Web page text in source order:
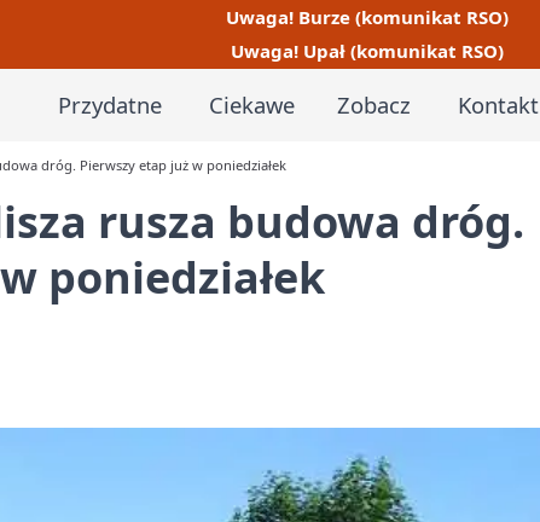
Uwaga! Burze (komunikat RSO)
Uwaga! Upał (komunikat RSO)
Przydatne Ciekawe Zobacz Kontakt
dróg. Pierwszy etap już w poniedziałek
rusza budowa dróg.
poniedziałek